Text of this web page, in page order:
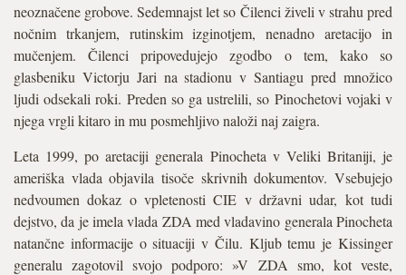
neoznačene grobove. Sedemnajst let so Čilenci živeli v strahu pred
nočnim trkanjem, rutinskim izginotjem, nenadno aretacijo in
mučenjem. Čilenci pripovedujejo zgodbo o tem, kako so
glasbeniku Victorju Jari na stadionu v Santiagu pred množico
ljudi odsekali roki. Preden so ga ustrelili, so Pinochetovi vojaki v
njega vrgli kitaro in mu posmehljivo naloži naj zaigra.
Leta 1999, po aretaciji generala Pinocheta v Veliki Britaniji, je
ameriška vlada objavila tisoče skrivnih dokumentov. Vsebujejo
nedvoumen dokaz o vpletenosti CIE v državni udar, kot tudi
dejstvo, da je imela vlada ZDA med vladavino generala Pinocheta
natančne informacije o situaciji v Čilu. Kljub temu je Kissinger
generalu zagotovil svojo podporo: »V ZDA smo, kot veste,